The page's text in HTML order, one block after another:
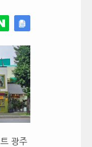
광주